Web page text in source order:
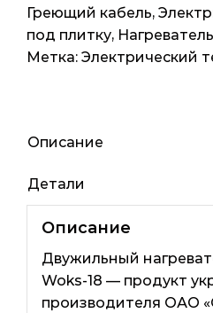
Греющий кабель,
под плитку,
Метка: Электрический
Описание
Детали
Описание
Двужильный
Woks-18 — продукт
производителя ОАО